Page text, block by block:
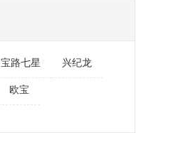
宝路七星 兴纪龙
欧宝